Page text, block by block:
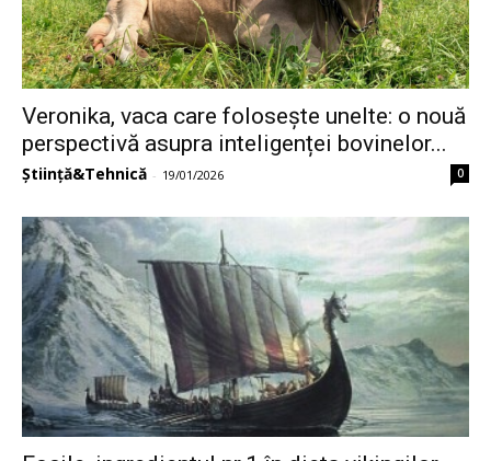
Veronika, vaca care folosește unelte: o nouă
perspectivă asupra inteligenței bovinelor...
Știință&Tehnică - 19/01/2026 0